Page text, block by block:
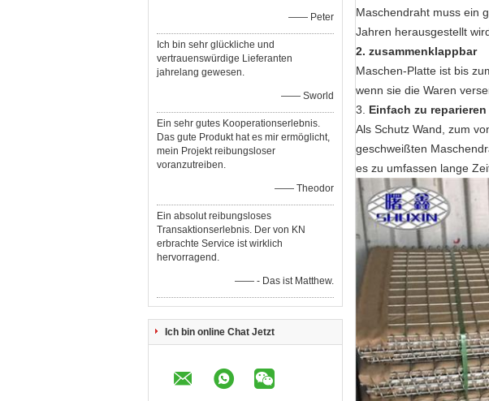
—— Peter
Ich bin sehr glückliche und
vertrauenswürdige Lieferanten
jahrelang gewesen.
—— Sworld
Ein sehr gutes Kooperationserlebnis.
Das gute Produkt hat es mir ermöglicht,
mein Projekt reibungsloser
voranzutreiben.
—— Theodor
Ein absolut reibungsloses
Transaktionserlebnis. Der von KN
erbrachte Service ist wirklich
hervorragend.
—— - Das ist Matthew.
Ich bin online Chat Jetzt
Maschendraht muss ein
Jahren herausgestellt
2. zusammenklappbar
Maschen-Platte ist bis
wenn sie die Waren
3. Einfach zu reparieren
Als Schutz Wand, zum
geschweißten
es zu umfassen lange